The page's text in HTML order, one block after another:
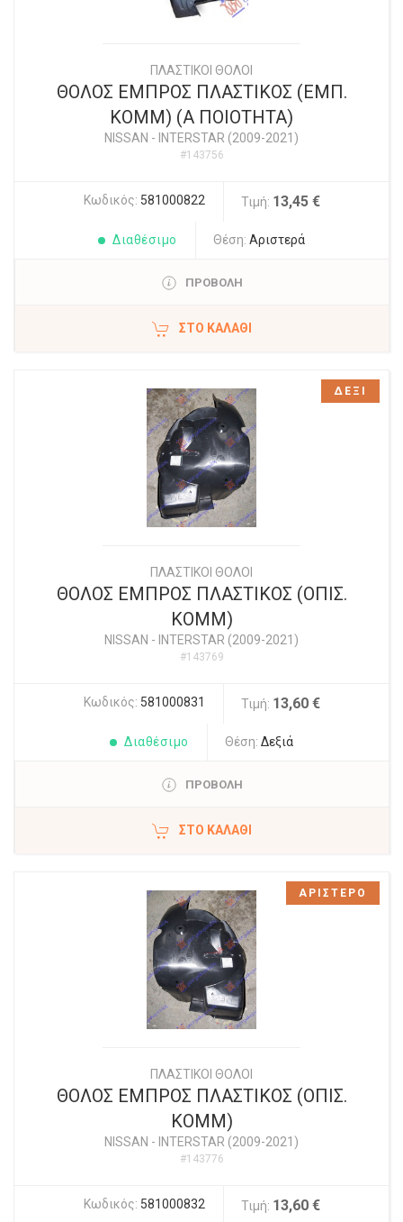
ΠΛΑΣΤΙΚΟΙ ΘΟΛΟΙ
ΘΟΛΟΣ ΕΜΠΡΟΣ ΠΛΑΣΤΙΚΟΣ (ΕΜΠ.
ΚΟΜΜ) (Α ΠΟΙΟΤΗΤΑ)
NISSAN - INTERSTAR (2009-2021)
#143756
Κωδικός: 581000822 Τιμή: 13,45 €
Διαθέσιμο Θέση: Αριστερά
ΠΡΟΒΟΛΗ
ΣΤΟ ΚΑΛΆΘΙ
ΠΛΑΣΤΙΚΟΙ ΘΟΛΟΙ
ΘΟΛΟΣ ΕΜΠΡΟΣ ΠΛΑΣΤΙΚΟΣ (ΟΠΙΣ.
ΚΟΜΜ)
NISSAN - INTERSTAR (2009-2021)
#143769
Κωδικός: 581000831 Τιμή: 13,60 €
Διαθέσιμο Θέση: Δεξιά
ΠΡΟΒΟΛΗ
ΣΤΟ ΚΑΛΆΘΙ
ΔΕΞΙ
ΠΛΑΣΤΙΚΟΙ ΘΟΛΟΙ
ΘΟΛΟΣ ΕΜΠΡΟΣ ΠΛΑΣΤΙΚΟΣ (ΟΠΙΣ.
ΚΟΜΜ)
NISSAN - INTERSTAR (2009-2021)
#143776
Κωδικός: 581000832 Τιμή: 13,60 €
ΑΡΙΣΤΕΡΟ